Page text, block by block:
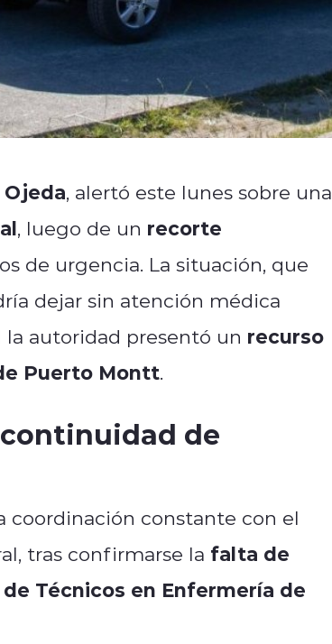
Ojeda, alertó este lunes sobre una
, luego de un recorte
de urgencia. La situación, que
dejar sin atención médica
la autoridad presentó un recurso
Puerto Montt.
de
coordinación constante con el
tras confirmarse la falta de
Técnicos en Enfermería de